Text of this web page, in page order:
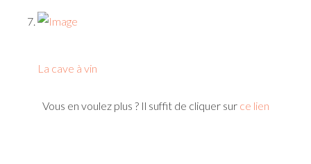
La cave à vin
Vous en voulez plus ? Il suffit de cliquer sur ce lien